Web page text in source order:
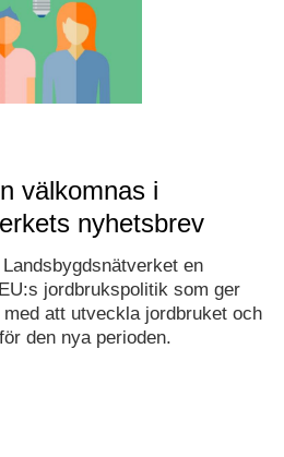
välkomnas i
nyhetsbrev
Landsbygdsnätverket en
jordbrukspolitik som ger
att utveckla jordbruket och
den nya perioden.